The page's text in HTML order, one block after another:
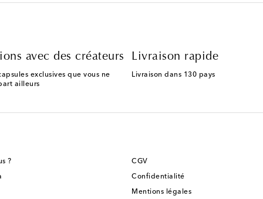
avec des créateurs
exclusives que vous ne
ailleurs
Livraison rapide
Livraison dans 130 pays
? CGV
Confidentialité
Mentions légales